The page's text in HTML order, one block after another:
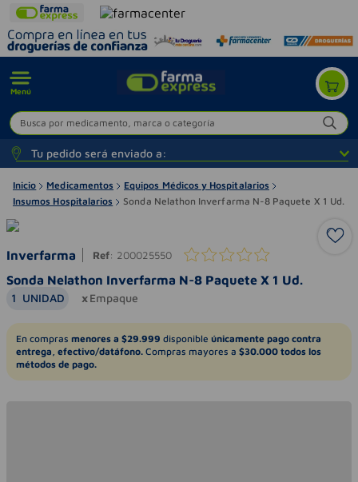
Menú
Busca por medicamento, marca o categoría
Tu pedido será enviado a:
Inicio Medicamentos
Equipos Médicos y Hospitalarios
Insumos Hospitalarios
Sonda Nelathon Inverfarma N-8 Paquete X 1 Ud.
Inverfarma Ref: 200025550
Sonda Nelathon Inverfarma N-8 Paquete X 1 Ud.
1 UNIDAD Empaque
En compras menores a $29.999 disponible únicamente pago contra
entrega, efectivo/datáfono. Compras mayores a $30.000 todos los
métodos de pago.